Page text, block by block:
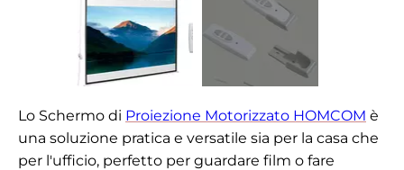
Lo Schermo di Proiezione Motorizzato HOMCOM è
una soluzione pratica e versatile sia per la casa che
per l'ufficio, perfetto per guardare film o fare